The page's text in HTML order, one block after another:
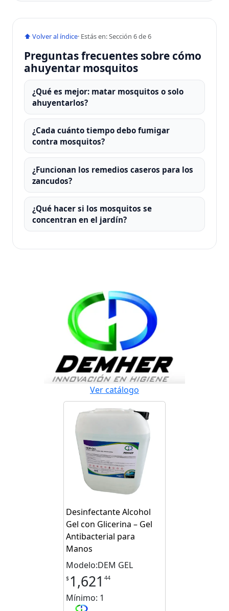
⬆ Volver al índice· Estás en: Sección 6 de 6
Preguntas frecuentes sobre cómo
ahuyentar mosquitos
¿Qué es mejor: matar mosquitos o solo
ahuyentarlos?
¿Cada cuánto tiempo debo fumigar
contra mosquitos?
¿Funcionan los remedios caseros para los
zancudos?
¿Qué hacer si los mosquitos se
concentran en el jardín?
Ver catálogo
Desinfectante Alcohol
Gel con Glicerina – Gel
Antibacterial para
Manos
Modelo:DEM GEL
$ 1,621 44
Mínimo: 1